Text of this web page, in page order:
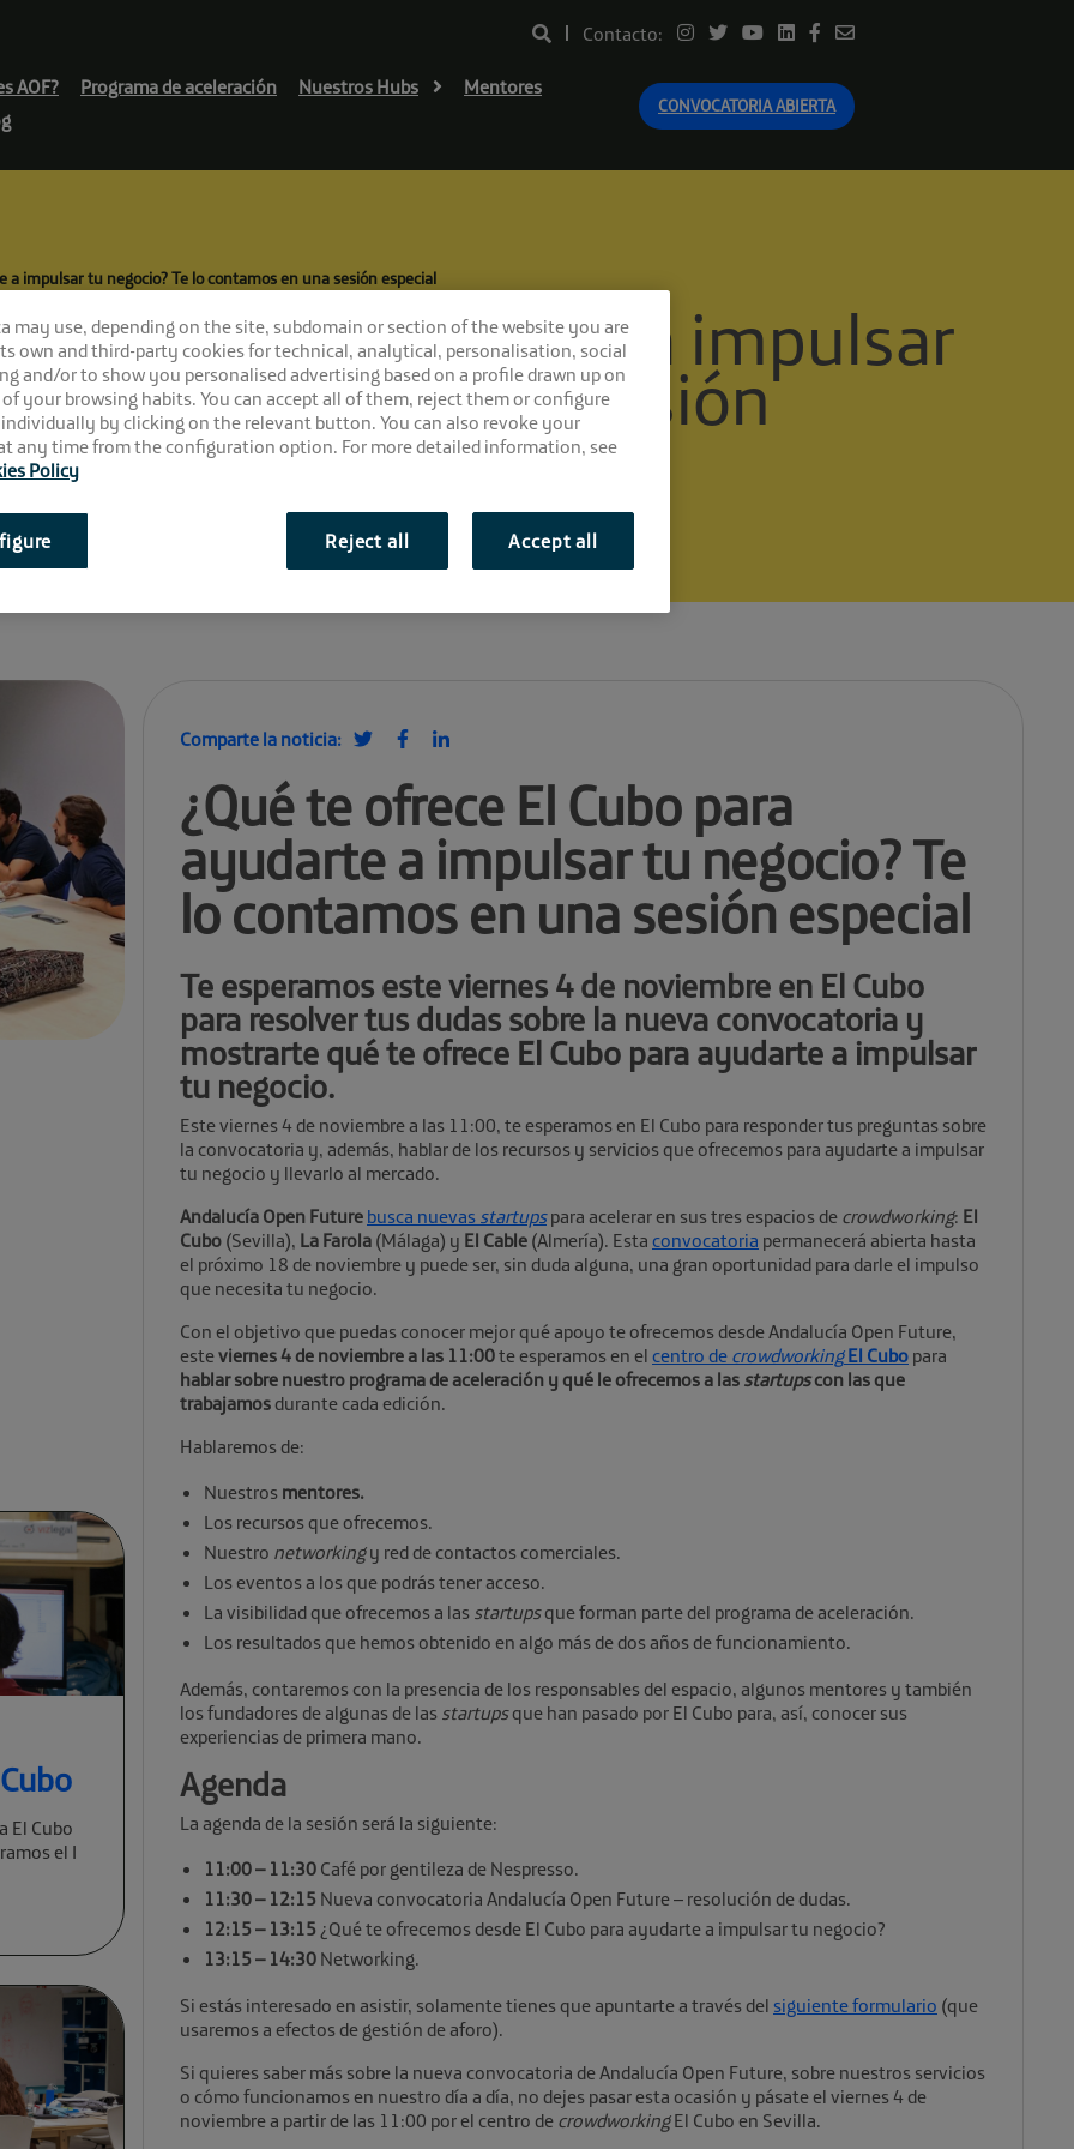
Contacto:
AOF? Programa de aceleración Nuestros Hubs
Mentores
CONVOCATORIA ABIERTA
a impulsar tu negocio? Te lo contamos en una sesión especial
Cubo para ayudarte a impulsar
contamos en una sesión
El Cubo
el I
Comparte la noticia:
¿Qué te ofrece El Cubo para
ayudarte a impulsar tu negocio? Te
lo contamos en una sesión especial
Te esperamos este viernes 4 de noviembre en El Cubo
para resolver tus dudas sobre la nueva convocatoria y
mostrarte qué te ofrece El Cubo para ayudarte a impulsar
tu negocio.
Este viernes 4 de noviembre a las 11:00, te esperamos en El Cubo para responder tus preguntas sobre
la convocatoria y, además, hablar de los recursos y servicios que ofrecemos para ayudarte a impulsar
tu negocio y llevarlo al mercado.
Andalucía Open Future busca nuevas startupspara acelerar en sus tres espacios de crowdworking: El
Cubo (Sevilla), La Farola (Málaga) y El Cable (Almería). Esta convocatoria permanecerá abierta hasta
el próximo 18 de noviembre y puede ser, sin duda alguna, una gran oportunidad para darle el impulso
que necesita tu negocio.
Con el objetivo que puedas conocer mejor qué apoyo te ofrecemos desde Andalucía Open Future,
esteviernes 4 de noviembre a las 11:00te esperamos en el centro de crowdworking El Cubo para
hablar sobre nuestro programa de aceleración y qué le ofrecemos a las startupscon las que
trabajamos durante cada edición.
Hablaremos de:
Nuestros mentores.
Los recursos que ofrecemos.
Nuestro networkingy red de contactos comerciales.
Los eventos a los que podrás tener acceso.
La visibilidad que ofrecemos a las startupsque forman parte del programa de aceleración.
Los resultados que hemos obtenido en algo más de dos años de funcionamiento.
Además, contaremos con la presencia de los responsables del espacio, algunos mentores y también
los fundadores de algunas de las startupsque han pasado por El Cubo para, así, conocer sus
experiencias de primera mano.
Agenda
La agenda de la sesión será la siguiente:
11:00 – 11:30 Café por gentileza de Nespresso.
11:30 – 12:15 Nueva convocatoria Andalucía Open Future – resolución de dudas.
12:15 – 13:15 ¿Qué te ofrecemos desde El Cubo para ayudarte a impulsar tu negocio?
13:15 – 14:30 Networking.
Si estás interesado en asistir, solamente tienes que apuntarte a través del siguiente formulario (que
usaremos a efectos de gestión de aforo).
Si quieres saber más sobre la nueva convocatoria de Andalucía Open Future, sobre nuestros servicios
o cómo funcionamos en nuestro día a día, no dejes pasar esta ocasión y pásate el viernes 4 de
noviembre a partir de las 11:00 por el centro de crowdworkingEl Cubo en Sevilla.
may use, depending on the site, subdomain or section of the website you are
own and third-party cookies for technical, analytical, personalisation, social
and/or to show you personalised advertising based on a profile drawn up on
your browsing habits. You can accept all of them, reject them or configure
by clicking on the relevant button. You can also revoke your
any time from the configuration option. For more detailed information, see
Policy
Reject all Accept all